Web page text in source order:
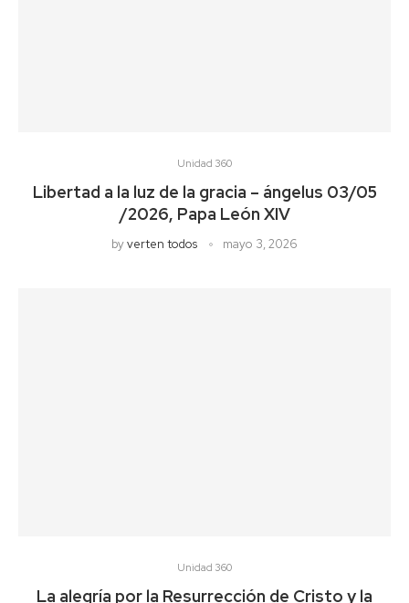
Unidad 360
Libertad a la luz de la gracia – ángelus 03/05
/2026, Papa León XIV
byverten todos mayo 3, 2026
Unidad 360
La alegría por la Resurrección de Cristo y la